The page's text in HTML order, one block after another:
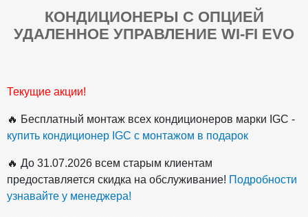
КОНДИЦИОНЕРЫ С ОПЦИЕЙ
УДАЛЕННОЕ УПРАВЛЕНИЕ WI-FI EVO
Текущие акции!
🔥 Бесплатный монтаж всех кондиционеров марки IGC -
купить кондиционер IGC с монтажом в подарок
🔥 До 31.07.2026 всем старым клиентам
предоставляется скидка на обслуживание! Подробности
узнавайте у менеджера!